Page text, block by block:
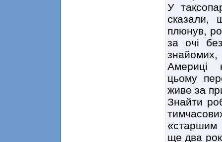
У
плюнув,
за очі
Америці
цьому
живе за
Знайти
«старшим
ще два